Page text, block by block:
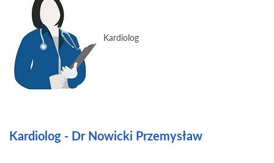
Kardiolog
Kardiolog - Dr Nowicki Przemysław